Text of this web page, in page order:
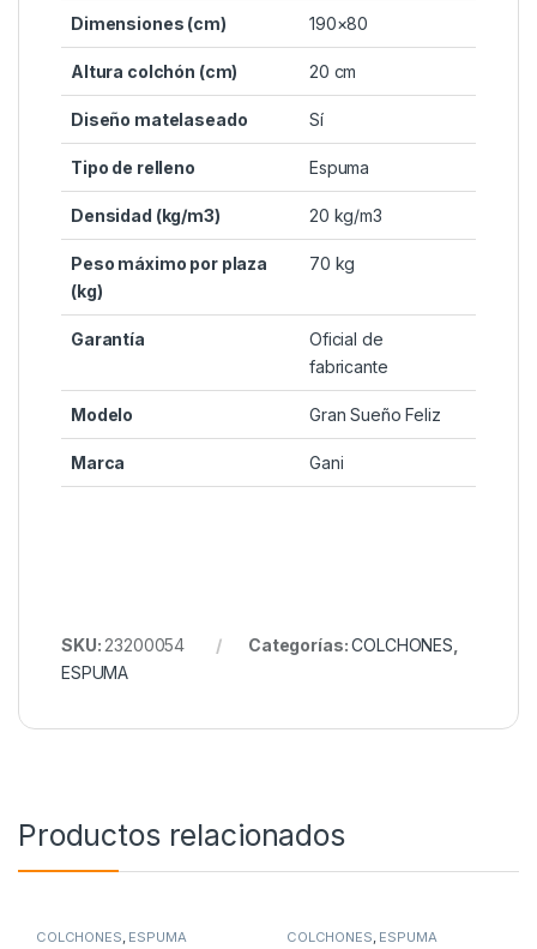
Dimensiones (cm) 190×80
Altura colchón (cm) 20 cm
Diseño matelaseado Sí
Tipo de relleno Espuma
Densidad (kg/m3) 20 kg/m3
Peso máximo por plaza
(kg)
70 kg
Garantía
Oficial de
fabricante
Modelo Gran Sueño Feliz
Marca Gani
SKU: 23200054 Categorías:COLCHONES
ESPUMA
Productos relacionados
COLCHONES, ESPUMA COLCHONES, ESPUMA